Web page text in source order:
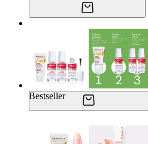
Bestseller